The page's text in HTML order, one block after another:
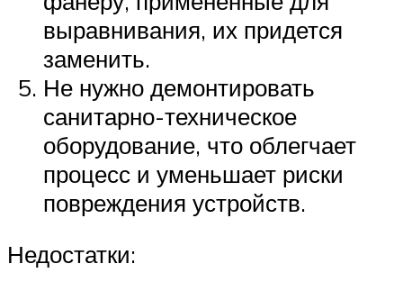
выравнивания, их придется
заменить.
Не нужно демонтировать
санитарно-техническое
оборудование, что облегчает
процесс и уменьшает риски
повреждения устройств.
Недостатки: